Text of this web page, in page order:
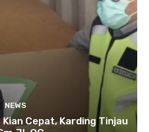
NEWS
Cepat, Karding Tinjau